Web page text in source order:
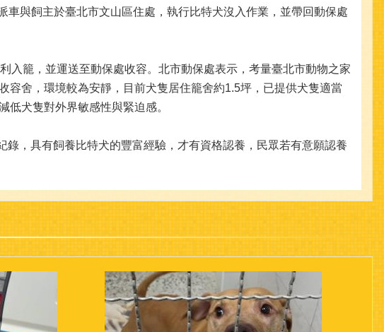
與飼主於臺北市文山區住處，執行比特犬沒入作業，並帶回動保處
籠，並運送至動保處收容。北市動保處表示，考量臺北市動物之家
舍，環境較為安靜，目前犬隻居住籠舍約1.5坪，已提供犬隻適當
犬隻對外界敏感性與緊迫感。
，具有飼養比特犬的豐富經驗，才有資格認養，民眾若有意願認養